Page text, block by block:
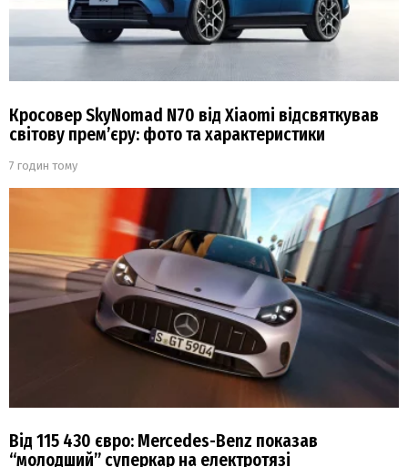
Кросовер SkyNomad N70 від Xiaomi відсвяткував
світову прем’єру: фото та характеристики
7 годин тому
Від 115 430 євро: Mercedes-Benz показав
“молодший” суперкар на електротязі